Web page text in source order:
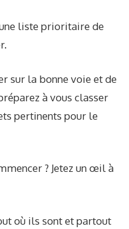
liste prioritaire de
sur la bonne voie et de
à vous classer
pertinents pour le
? Jetez un œil à
où ils sont et partout